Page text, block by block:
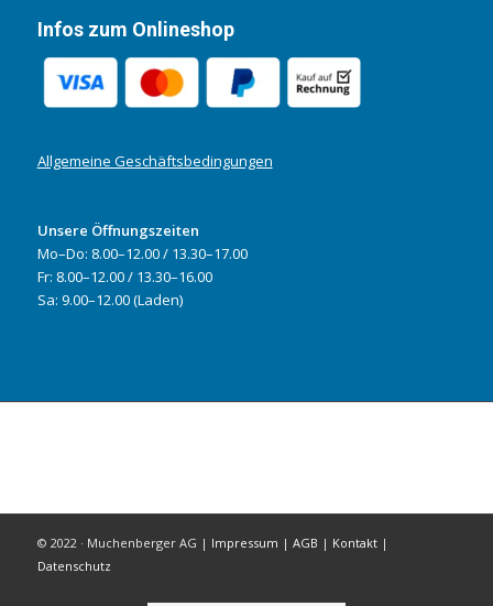
Infos zum Onlineshop
Allgemeine Geschäftsbedingungen
Unsere Öffnungszeiten
Mo–Do: 8.00–12.00 / 13.30–17.00
Fr: 8.00–12.00 / 13.30–16.00
Sa: 9.00–12.00 (Laden)
© 2022 · Muchenberger AG | Impressum | AGB | Kontakt|
Datenschutz